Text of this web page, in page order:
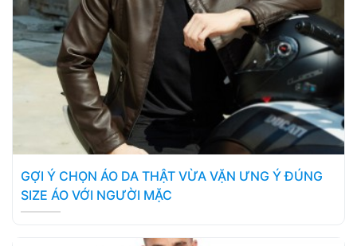
GỢI Ý CHỌN ÁO DA THẬT VỪA VẶN ƯNG Ý ĐÚNG
SIZE ÁO VỚI NGƯỜI MẶC